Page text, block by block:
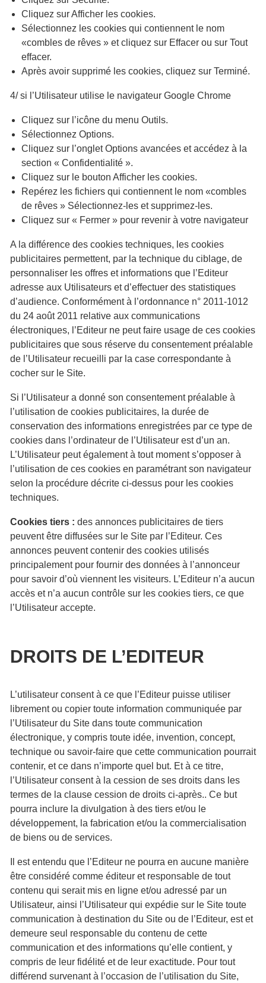
Cliquez sur Afficher les cookies.
Sélectionnez les cookies qui contiennent le nom
«combles de rêves » et cliquez sur Effacer ou sur Tout
effacer.
Après avoir supprimé les cookies, cliquez sur Terminé.
4/ si l’Utilisateur utilise le navigateur Google Chrome
Cliquez sur l’icône du menu Outils.
Sélectionnez Options.
Cliquez sur l’onglet Options avancées et accédez à la
section « Confidentialité ».
Cliquez sur le bouton Afficher les cookies.
Repérez les fichiers qui contiennent le nom «combles
de rêves » Sélectionnez-les et supprimez-les.
Cliquez sur « Fermer » pour revenir à votre navigateur
A la différence des cookies techniques, les cookies
publicitaires permettent, par la technique du ciblage, de
personnaliser les offres et informations que l’Editeur
adresse aux Utilisateurs et d’effectuer des statistiques
d’audience. Conformément à l’ordonnance n° 2011-1012
du 24 août 2011 relative aux communications
électroniques, l’Editeur ne peut faire usage de ces cookies
publicitaires que sous réserve du consentement préalable
de l’Utilisateur recueilli par la case correspondante à
cocher sur le Site.
Si l’Utilisateur a donné son consentement préalable à
l’utilisation de cookies publicitaires, la durée de
conservation des informations enregistrées par ce type de
cookies dans l’ordinateur de l’Utilisateur est d’un an.
L’Utilisateur peut également à tout moment s’opposer à
l’utilisation de ces cookies en paramétrant son navigateur
selon la procédure décrite ci-dessus pour les cookies
techniques.
Cookies tiers : des annonces publicitaires de tiers
peuvent être diffusées sur le Site par l’Editeur. Ces
annonces peuvent contenir des cookies utilisés
principalement pour fournir des données à l’annonceur
pour savoir d’où viennent les visiteurs. L’Editeur n’a aucun
accès et n’a aucun contrôle sur les cookies tiers, ce que
l’Utilisateur accepte.
DROITS DE L’EDITEUR
L’utilisateur consent à ce que l’Editeur puisse utiliser
librement ou copier toute information communiquée par
l’Utilisateur du Site dans toute communication
électronique, y compris toute idée, invention, concept,
technique ou savoir-faire que cette communication pourrait
contenir, et ce dans n’importe quel but. Et à ce titre,
l’Utilisateur consent à la cession de ses droits dans les
termes de la clause cession de droits ci-après.. Ce but
pourra inclure la divulgation à des tiers et/ou le
développement, la fabrication et/ou la commercialisation
de biens ou de services.
Il est entendu que l’Editeur ne pourra en aucune manière
être considéré comme éditeur et responsable de tout
contenu qui serait mis en ligne et/ou adressé par un
Utilisateur, ainsi l’Utilisateur qui expédie sur le Site toute
communication à destination du Site ou de l’Editeur, est et
demeure seul responsable du contenu de cette
communication et des informations qu’elle contient, y
compris de leur fidélité et de leur exactitude. Pour tout
différend survenant à l’occasion de l’utilisation du Site,